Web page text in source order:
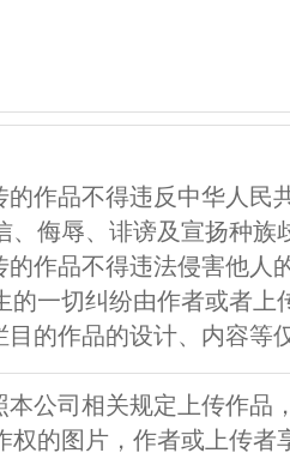
的作品不得违反中华人民
、侮辱、诽谤及宣扬种族
的作品不得违法侵害他人
的一切纠纷由作者或者上
目的作品的设计、内容等
公司相关规定上传作品
权的图片，作者或上传者